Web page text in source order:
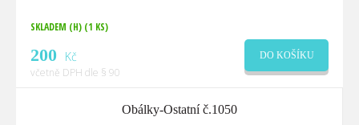
SKLADEM (H) (1 KS)
200 Kč
včetně DPH dle § 90
DO KOŠÍKU
Obálky-Ostatní č.1050